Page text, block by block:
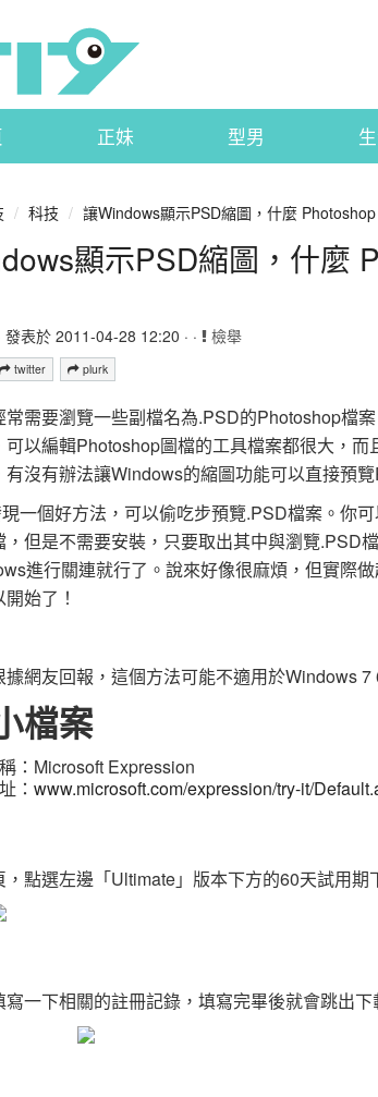
正妹 型男
/ 科技 / 讓Windows顯示PSD縮圖，什麼
顯示PSD縮圖，什麼
發表於 2011-04-28 12:20 · · 檢舉
twitter plurk
常需要瀏覽一些副檔名為.PSD的Photoshop檔
可以編輯Photoshop圖檔的工具檔案都很大，
有沒有辦法讓Windows的縮圖功能可以直接預
一個好方法，可以偷吃步預覽.PSD檔案。你
，但是不需要安裝，只要取出其中與瀏覽.PSD
進行關連就行了。說來好像很麻煩，但實際
始了！
據網友回報，這個方法可能不適用於Windows 7
檔案
：Microsoft Expression
： www.microsoft.com/expression/try-it/
，點選左邊「Ultimate」版本下方的60天試用期
寫一下相關的註冊記錄，填寫完畢後就會跳出